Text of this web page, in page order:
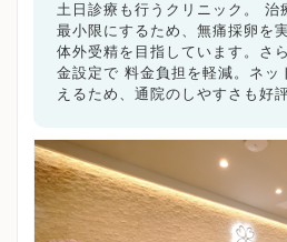
土日診療も行うクリニック。 治
最小限にするため、無痛採卵を
体外受精を目指しています。さ
金設定で 料金負担を軽減。ネッ
えるため、通院のしやすさも好